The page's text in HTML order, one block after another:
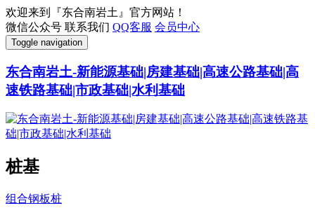
欢迎来到『东合南岩土』官方网站！
微信公众号 联系我们 QQ客服 会员中心
Toggle navigation
东合南岩土-新能源基础|房建基础|高速公路基础|高
速铁路基础|市政基础|水利基础
桩基
组合钢板桩